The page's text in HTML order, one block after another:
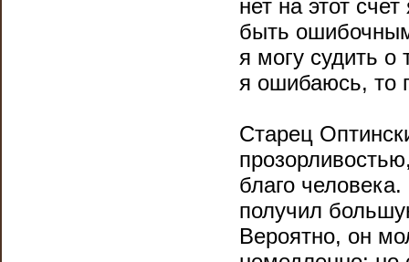
нет на этот
быть
я могу судить о
я ошибаюсь, то
Старец
благо
получил
Вероятно, он